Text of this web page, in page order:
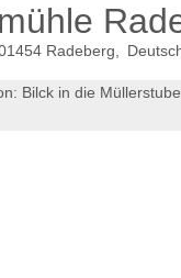
Radeberg